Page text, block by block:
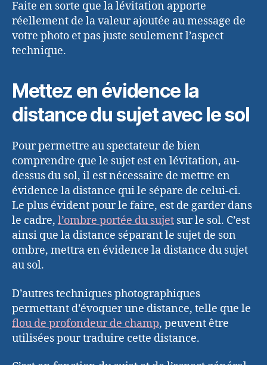
Faite en sorte que la lévitation apporte
réellement de la valeur ajoutée au message de
votre photo et pas juste seulement l’aspect
technique.
Mettez en évidence la
distance du sujet avec le sol
Pour permettre au spectateur de bien
comprendre que le sujet est en lévitation, au-
dessus du sol, il est nécessaire de mettre en
évidence la distance qui le sépare de celui-ci.
Le plus évident pour le faire, est de garder dans
le cadre, l’ombre portée du sujet sur le sol. C’est
ainsi que la distance séparant le sujet de son
ombre, mettra en évidence la distance du sujet
au sol.
D’autres techniques photographiques
permettant d’évoquer une distance, telle que le
flou de profondeur de champ, peuvent être
utilisées pour traduire cette distance.